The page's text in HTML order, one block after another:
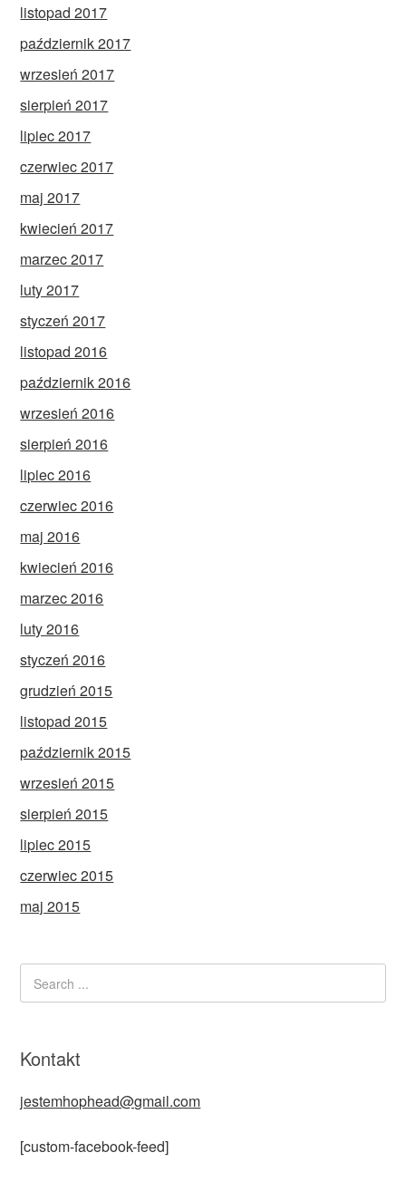
listopad 2017
październik 2017
wrzesień 2017
sierpień 2017
lipiec 2017
czerwiec 2017
maj 2017
kwiecień 2017
marzec 2017
luty 2017
styczeń 2017
listopad 2016
październik 2016
wrzesień 2016
sierpień 2016
lipiec 2016
czerwiec 2016
maj 2016
kwiecień 2016
marzec 2016
luty 2016
styczeń 2016
grudzień 2015
listopad 2015
październik 2015
wrzesień 2015
sierpień 2015
lipiec 2015
czerwiec 2015
maj 2015
Kontakt
jestemhophead@gmail.com
[custom-facebook-feed]